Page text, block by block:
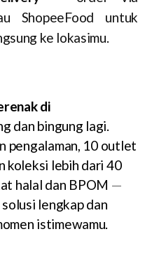
ShopeeFood untuk
ke lokasimu.
di
dan bingung lagi.
pengalaman, 10 outlet
koleksi lebih dari 40
halal dan BPOM —
lengkap dan
istimewamu.